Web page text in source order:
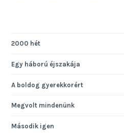
2000 hét
Egy háború éjszakája
A boldog gyerekkorért
Megvolt mindenünk
Második igen